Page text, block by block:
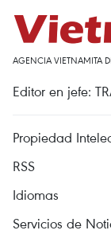
AGENCIA VIETNAMITA
Editor en jefe:
Propiedad
RSS
Idiomas
Servicios de